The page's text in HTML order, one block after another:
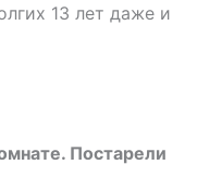
13 лет даже и
Постарели